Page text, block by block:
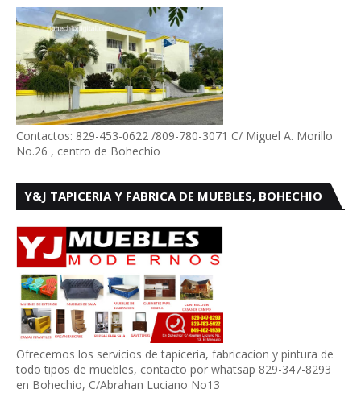
Contactos: 829-453-0622 /809-780-3071 C/ Miguel A. Morillo
No.26 , centro de Bohechío
Y&J TAPICERIA Y FABRICA DE MUEBLES, BOHECHIO
Ofrecemos los servicios de tapiceria, fabricacion y pintura de
todo tipos de muebles, contacto por whatsap 829-347-8293
en Bohechio, C/Abrahan Luciano No13